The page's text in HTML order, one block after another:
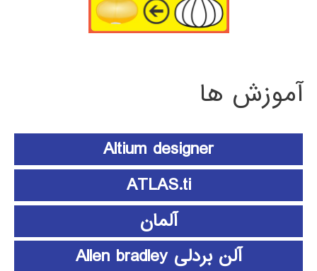
آموزش ها
Altium designer
ATLAS.ti
آلمان
آلن بردلی Allen bradley